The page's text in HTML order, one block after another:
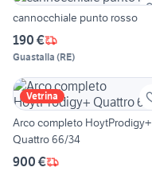
cannocchiale punto rosso
190 €
Guastalla (RE)
Vetrina
Arco completo HoytProdigy+
Quattro 66/34
900 €